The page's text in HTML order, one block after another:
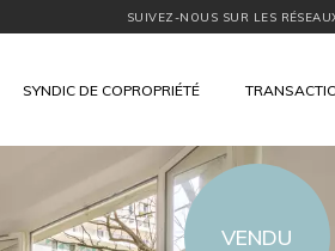
SUIVEZ-NOUS SUR LES
SYNDIC DE COPROPRIÉTÉ
VENDU